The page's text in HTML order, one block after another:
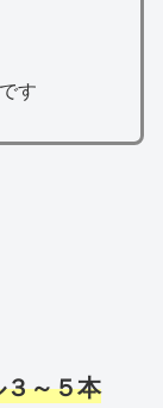
す
～５本